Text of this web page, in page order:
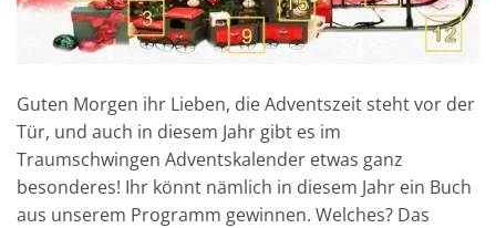
Guten Morgen ihr Lieben, die Adventszeit steht vor der
Tür, und auch in diesem Jahr gibt es im
Traumschwingen Adventskalender etwas ganz
besonderes! Ihr könnt nämlich in diesem Jahr ein Buch
aus unserem Programm gewinnen. Welches? Das